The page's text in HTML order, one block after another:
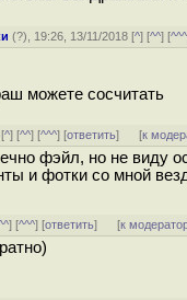
(?), 19:26, 13/11/2018 [^] [^^] [^^^
можете сосчитать
^] [^^] [^^^] [ответить] [к
фэйл, но не виду
и фотки со мной
] [^^^] [ответить] [к